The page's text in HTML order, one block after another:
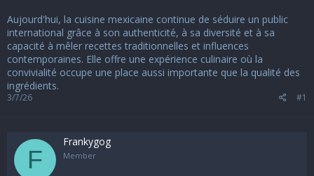
Aujourd'hui, la cuisine mexicaine continue de séduire un public
international grâce à son authenticité, à sa diversité et à sa
capacité à mêler recettes traditionnelles et influences
contemporaines. Elle offre une expérience culinaire où la
convivialité occupe une place aussi importante que la qualité des
ingrédients.
3/7/26 #1
F
Frankygog
Member